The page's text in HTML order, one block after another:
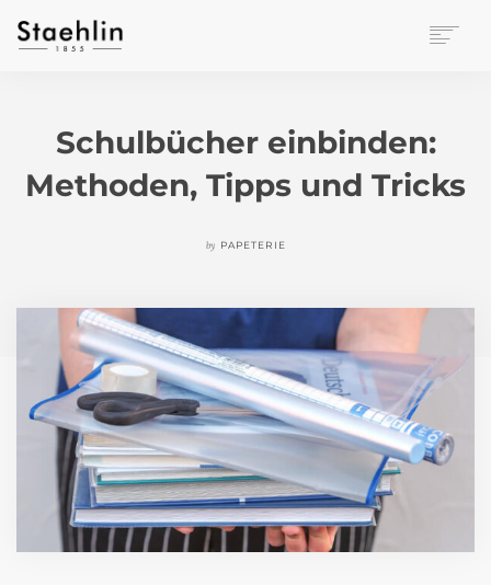
BÜROWELT
LEASING
Schulbücher einbinden:
Methoden, Tipps und Tricks
by PAPETERIE